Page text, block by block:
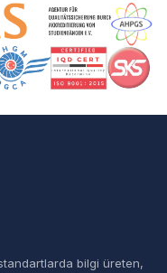
Logoları
bilgi üreten,